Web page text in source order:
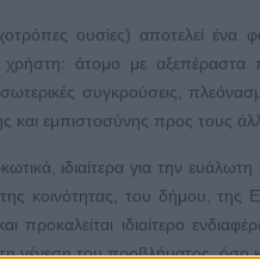
ουσίες) αποτελεί ένα
χρήστη: άτομο με
συγκρούσεις,
και εμπιστοσύνης προς τους
ιδιαίτερα για την
κοινότητας, του δήμου, της
προκαλείται ιδιαίτερο
γένεση του προβλήματος, όσο